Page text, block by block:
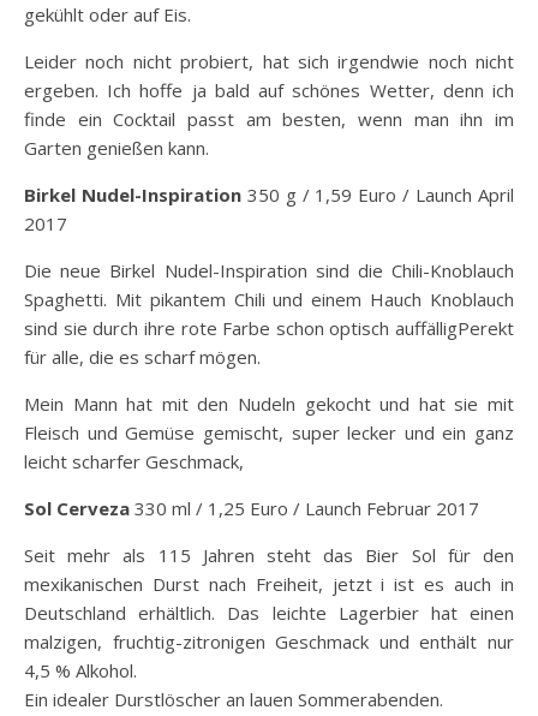
gekühlt oder auf Eis.
Leider noch nicht probiert, hat sich irgendwie noch nicht
ergeben. Ich hoffe ja bald auf schönes Wetter, denn ich
finde ein Cocktail passt am besten, wenn man ihn im
Garten genießen kann.
Birkel Nudel-Inspiration350 g / 1,59 Euro / Launch April
2017
Die neue Birkel Nudel-Inspiration sind die Chili-Knoblauch
Spaghetti. Mit pikantem Chili und einem Hauch Knoblauch
sind sie durch ihre rote Farbe schon optisch auffälligPerekt
für alle, die es scharf mögen.
Mein Mann hat mit den Nudeln gekocht und hat sie mit
Fleisch und Gemüse gemischt, super lecker und ein ganz
leicht scharfer Geschmack,
Sol Cerveza 330 ml / 1,25 Euro / Launch Februar 2017
Seit mehr als 115 Jahren steht das Bier Sol für den
mexikanischen Durst nach Freiheit, jetzt i ist es auch in
Deutschland erhältlich. Das leichte Lagerbier hat einen
malzigen, fruchtig-zitronigen Geschmack und enthält nur
4,5 % Alkohol.
Ein idealer Durstlöscher an lauen Sommerabenden.